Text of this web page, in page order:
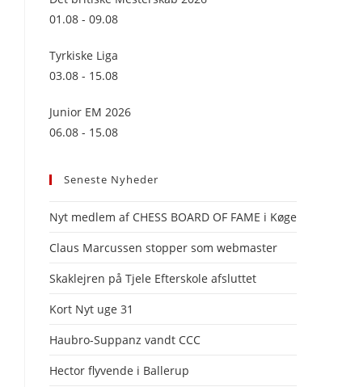
01.08 - 09.08
Tyrkiske Liga
03.08 - 15.08
Junior EM 2026
06.08 - 15.08
Seneste Nyheder
Nyt medlem af CHESS BOARD OF FAME i Køge
Claus Marcussen stopper som webmaster
Skaklejren på Tjele Efterskole afsluttet
Kort Nyt uge 31
Haubro-Suppanz vandt CCC
Hector flyvende i Ballerup